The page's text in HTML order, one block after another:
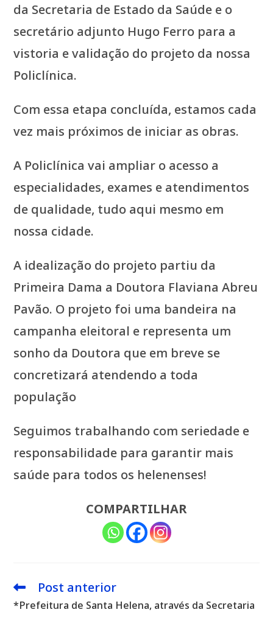
da Secretaria de Estado da Saúde e o
secretário adjunto Hugo Ferro para a
vistoria e validação do projeto da nossa
Policlínica.
Com essa etapa concluída, estamos cada
vez mais próximos de iniciar as obras.
A Policlínica vai ampliar o acesso a
especialidades, exames e atendimentos
de qualidade, tudo aqui mesmo em
nossa cidade.
A idealização do projeto partiu da
Primeira Dama a Doutora Flaviana Abreu
Pavão. O projeto foi uma bandeira na
campanha eleitoral e representa um
sonho da Doutora que em breve se
concretizará atendendo a toda
população
Seguimos trabalhando com seriedade e
responsabilidade para garantir mais
saúde para todos os helenenses!
COMPARTILHAR
Leia
artigos
Post anterior
*Prefeitura de Santa Helena, através da Secretaria